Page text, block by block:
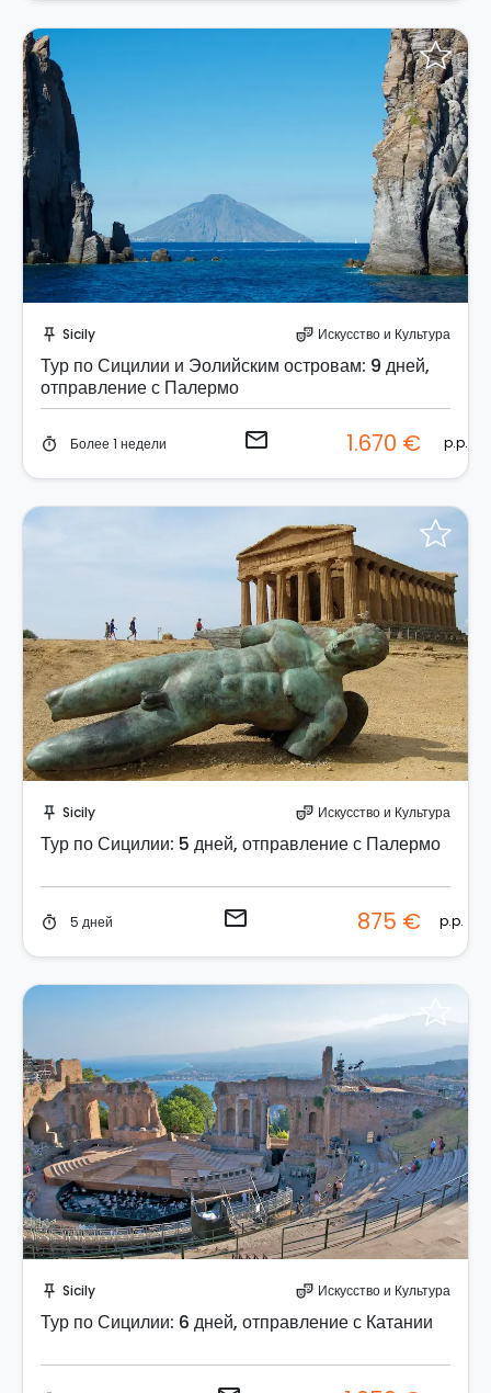
push_pin Sicily theater_comedy Искусство и Культура
Тур по Сицилии и Эолийским островам: 9 дней,
отправление с Палермо
timer Более 1 недели email 1.670 € p.p.
push_pin Sicily theater_comedy Искусство и Культура
Тур по Сицилии: 5 дней, отправление с Палермо
timer 5 дней email 875 € p.p.
push_pin Sicily theater_comedy Искусство и Культура
Тур по Сицилии: 6 дней, отправление с Катании